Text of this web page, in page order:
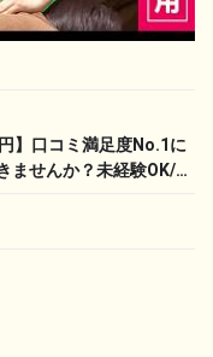
】口コミ満足度No.1に
ませんか？未経験OK/経